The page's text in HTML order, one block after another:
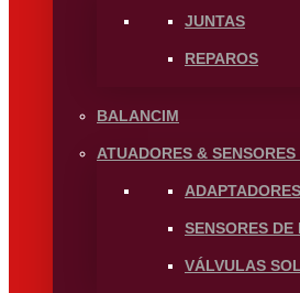
JUNTAS
REPAROS
BALANCIM
ATUADORES &
ADAPTADORES
SENSORES
VÁLVULAS